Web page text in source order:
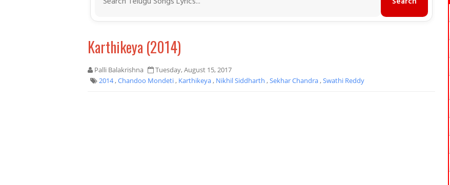
Karthikeya (2014)
Palli Balakrishna
Tuesday, August 15, 2017
2014,Chandoo Mondeti, Karthikeya, Nikhil Siddharth ,Sekhar Chandra,Swathi Reddy